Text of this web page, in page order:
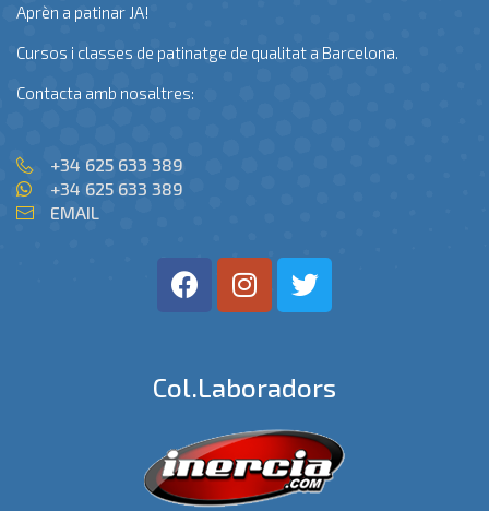
Aprèn a patinar JA!
Cursos i classes de patinatge de qualitat a Barcelona.
Contacta amb nosaltres:
+34 625 633 389
+34 625 633 389
EMAIL
Col.laboradors